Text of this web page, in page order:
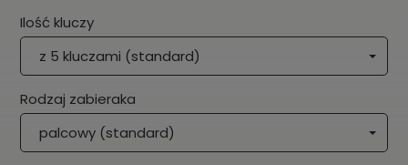
Ilość kluczy
z 5 kluczami (standard)
Rodzaj zabieraka
palcowy (standard)